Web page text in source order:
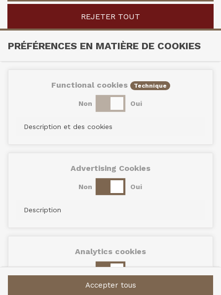
REJETER TOUT
PRÉFÉRENCES EN MATIÈRE DE COOKIES
Functional cookies Technique
Non Oui
Description et des cookies
Advertising Cookies
Non Oui
Description
Analytics cookies
Accepter tous